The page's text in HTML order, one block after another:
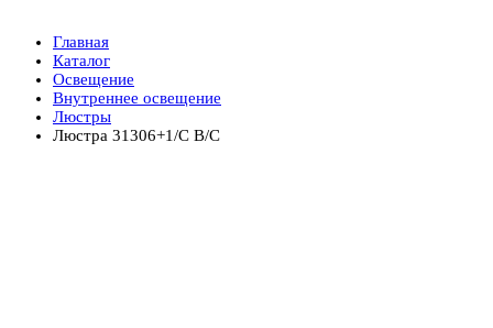
Главная
Каталог
Освещение
Внутреннее освещение
Люстры
Люстра 31306+1/C B/C